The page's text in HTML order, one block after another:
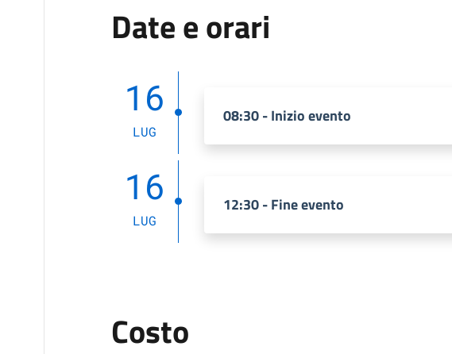
Date e orari
16
LUG
08:30 - Inizio evento
16
LUG
12:30 - Fine evento
Costo